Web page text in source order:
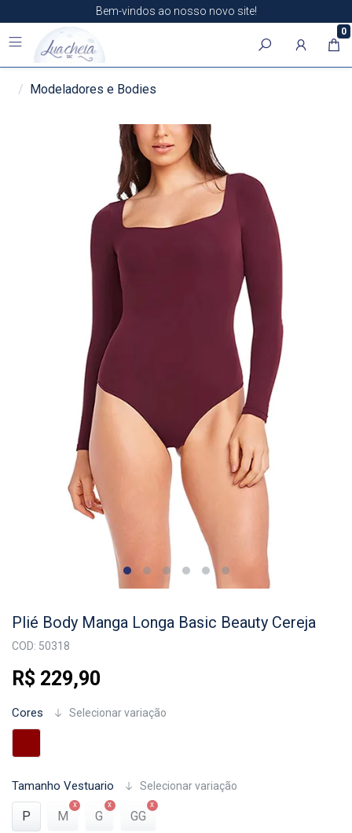
Bem-vindos ao nosso novo site!
0
Modeladores e Bodies
Plié Body Manga Longa Basic Beauty Cereja
COD: 50318
R$ 229,90
Cores Selecionar variação
Tamanho Vestuario Selecionar variação
P M G GG